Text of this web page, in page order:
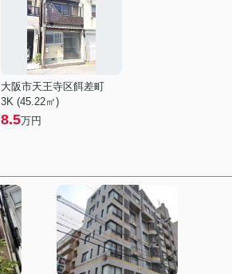
大阪市天王寺区餌差町
3K (45.22㎡)
8.5万円